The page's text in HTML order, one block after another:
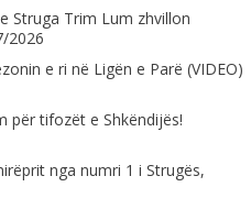
Struga Trim Lum zhvillon
2026
e ri në Ligën e Parë (VIDEO)
për tifozët e Shkëndijës!
nga numri 1 i Strugës,